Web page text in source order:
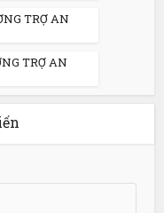
TRỢ AN
TRỢ AN